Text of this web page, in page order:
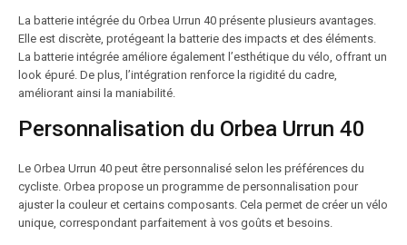
La batterie intégrée du Orbea Urrun 40 présente plusieurs avantages.
Elle est discrète, protégeant la batterie des impacts et des éléments.
La batterie intégrée améliore également l’esthétique du vélo, offrant un
look épuré. De plus, l’intégration renforce la rigidité du cadre,
améliorant ainsi la maniabilité.
Personnalisation du Orbea Urrun 40
Le Orbea Urrun 40 peut être personnalisé selon les préférences du
cycliste. Orbea propose un programme de personnalisation pour
ajuster la couleur et certains composants. Cela permet de créer un vélo
unique, correspondant parfaitement à vos goûts et besoins.